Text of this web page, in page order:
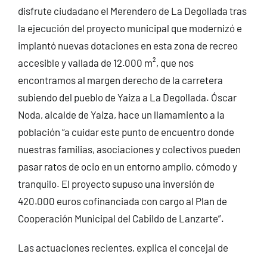
disfrute ciudadano el Merendero de La Degollada tras
la ejecución del proyecto municipal que modernizó e
implantó nuevas dotaciones en esta zona de recreo
accesible y vallada de 12.000 m², que nos
encontramos al margen derecho de la carretera
subiendo del pueblo de Yaiza a La Degollada. Óscar
Noda, alcalde de Yaiza, hace un llamamiento a la
población “a cuidar este punto de encuentro donde
nuestras familias, asociaciones y colectivos pueden
pasar ratos de ocio en un entorno amplio, cómodo y
tranquilo. El proyecto supuso una inversión de
420.000 euros cofinanciada con cargo al Plan de
Cooperación Municipal del Cabildo de Lanzarte”.
Las actuaciones recientes, explica el concejal de